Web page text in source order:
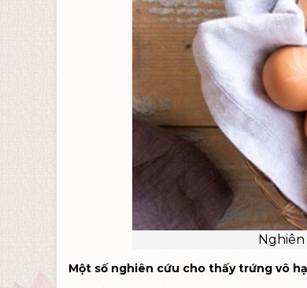
Một số nghiên cứu cho thấy trứng vô